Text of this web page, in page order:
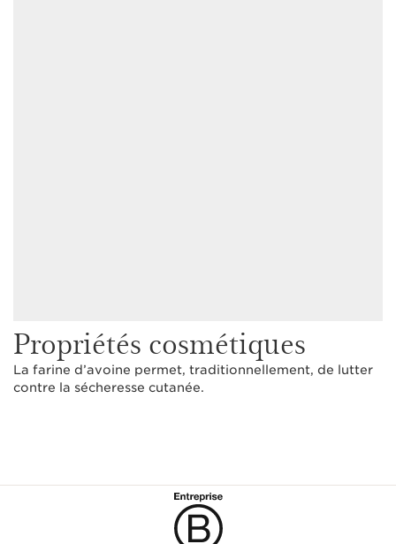
Propriétés cosmétiques
La farine d’avoine permet, traditionnellement, de lutter
contre la sécheresse cutanée.